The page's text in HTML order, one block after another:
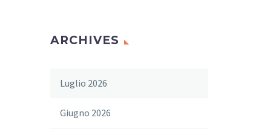
ARCHIVES
Luglio 2026
Giugno 2026